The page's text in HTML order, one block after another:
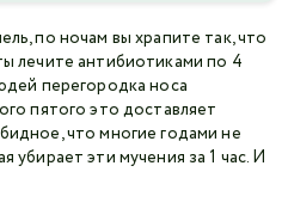
по ночам вы храпите так, что
лечите антибиотиками по 4
перегородка носа
пятого это доставляет
что многие годами не
убирает эти мучения за 1 час. И